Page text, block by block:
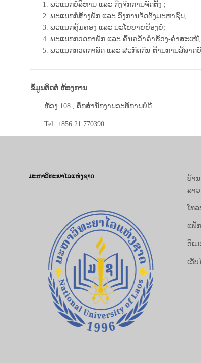
ພະແນກບໍລິຫານ ແລະ ກົງຈັກການຈັດຕັ້ງ ;
ພະແນກກໍ່ສ້າງພັກ ແລະ ອົງການຈັດຕັ້ງມະຫາຊົນ;
ພະແນກຄຸ້ມຄອງ ແລະ ນະໂຍບາຍຍ້ອງຍໍ;
ພະແນກກວດກາພັກ ແລະ ຄົ້ນຄວ້າຄໍາຮ້ອງ-ຄໍາສະເໜີ;
ພະແນກກວດກາລັດ ແລະ ສະກັດກັນ-ຕ້ານການສໍ້ລາດ
ຂໍ້ມູນຕິດຕໍ່ ຫ້ອງການ
ຫ້ອງ 108 , ຕຶກສຳນັກງານອະທິການບໍດີ
Tel: +856 21 770390
ມະຫາວິທະຍາໄລແຫ່ງຊາດ
ບ້າ
ລາວ
ໂທລ
ແຟັກ
ອີເມ
ເວັບ